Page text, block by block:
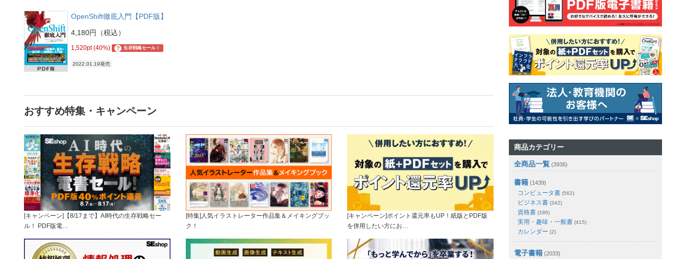
OpenShift徹底入門【PDF版】
4,180円（税込）
1,520pt (40%) ? 生存戦略セール！
2022.01.19発売
おすすめ特集・キャンペーン
[キャンペーン]【8/17まで】AI時代の生存戦略セー
ル！ PDF版電…
[特集]人気イラストレーター作品集＆メイキングブッ
ク！
[キャンペーン]ポイント還元率もUP！紙版とPDF版
を併用したい方にお…
商品カテゴリー
全商品一覧 (3936)
書籍 (1439)
コンピュータ書 (562)
ビジネス書 (342)
資格書 (186)
実用・趣味・一般書 (415)
カレンダー (2)
電子書籍 (2033)